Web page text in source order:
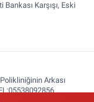
Karşışı, Eski
Arkası